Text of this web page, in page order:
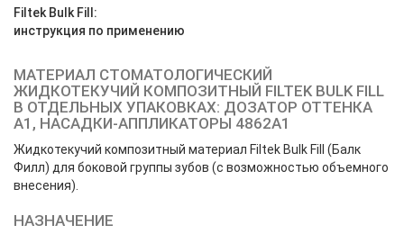
Filtek Bulk Fill:
инструкция по применению
МАТЕРИАЛ СТОМАТОЛОГИЧЕСКИЙ
ЖИДКОТЕКУЧИЙ КОМПОЗИТНЫЙ FILTEK BULK FILL
В ОТДЕЛЬНЫХ УПАКОВКАХ: ДОЗАТОР ОТТЕНКА
А1, НАСАДКИ-АППЛИКАТОРЫ 4862A1
Жидкотекучий композитный материал Filtek Bulk Fill (Балк
Филл) для боковой группы зубов (с возможностью объемного
внесения).
НАЗНАЧЕНИЕ